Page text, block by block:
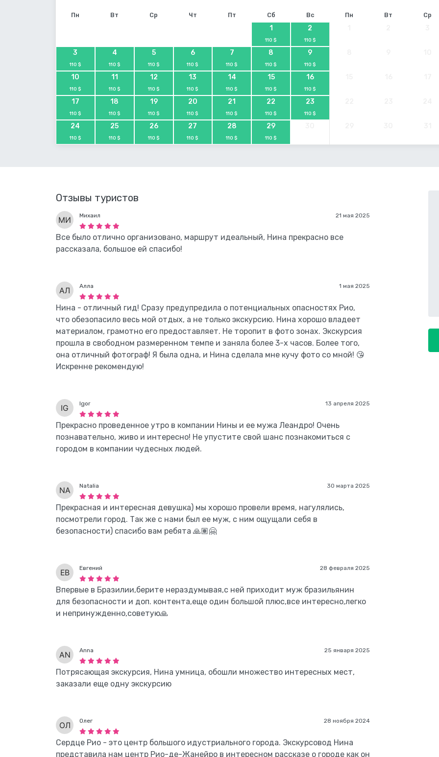
Пн Вт Ср Чт Пт Сб Вс Пн Вт Ср
1
110 $
2
110 $
3
110 $
4
110 $
5
110 $
6
110 $
7
110 $
8
110 $
9
110 $
10
110 $
11
110 $
12
110 $
13
110 $
14
110 $
15
110 $
16
110 $
17
110 $
18
110 $
19
110 $
20
110 $
21
110 $
22
110 $
23
110 $
24
110 $
25
110 $
26
110 $
27
110 $
28
110 $
29
110 $
Отзывы туристов
21 мая 2025
Михаил
Все было отлично организовано, маршрут идеальный, Нина прекрасно все
рассказала, большое ей спасибо!
1 мая 2025
Алла
Нина - отличный гид! Сразу предупредила о потенциальных опасностях Рио,
что обезопасило весь мой отдых, а не только экскурсию. Нина хорошо владеет
материалом, грамотно его предоставляет. Не торопит в фото зонах. Экскурсия
прошла в свободном размеренном темпе и заняла более 3-х часов. Более того,
она отличный фотограф! Я была одна, и Нина сделала мне кучу фото со мной! 😘
Искренне рекомендую!
13 апреля 2025
Igor
Прекрасно проведенное утро в компании Нины и ее мужа Леандро! Очень
познавательно, живо и интересно! Не упустите свой шанс познакомиться с
городом в компании чудесных людей.
30 марта 2025
Natalia
Прекрасная и интересная девушка) мы хорошо провели время, нагулялись,
посмотрели город. Так же с нами был ее муж, с ним ощущали себя в
безопасности) спасибо вам ребята 🙏🏽🤗
28 февраля 2025
Евгений
Впервые в Бразилии,берите нераздумывая,с ней приходит муж бразильянин
для безопасности и доп. контента,еще один большой плюс,все интересно,легко
и непринужденно,советую🙏
25 января 2025
Anna
Потрясающая экскурсия, Нина умница, обошли множество интересных мест,
заказали еще одну экскурсию
28 ноября 2024
Олег
Сердце Рио - это центр большого идустриального города. Экскурсовод Нина
представила нам центр Рио-де-Жанейро в интересном рассказе о городе как он